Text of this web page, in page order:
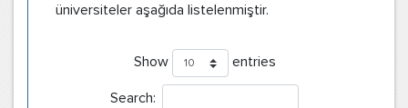
üniversiteler aşağıda listelenmiştir.
Show
entries
Search: